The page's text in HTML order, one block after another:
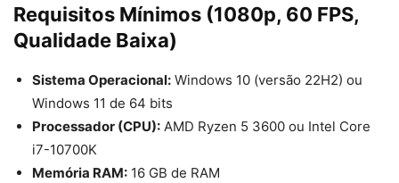
Requisitos Mínimos (1080p, 60 FPS,
Qualidade Baixa)
Sistema Operacional: Windows 10 (versão 22H2) ou
Windows 11 de 64 bits
Processador (CPU): AMD Ryzen 5 3600 ou Intel Core
i7-10700K
Memória RAM: 16 GB de RAM